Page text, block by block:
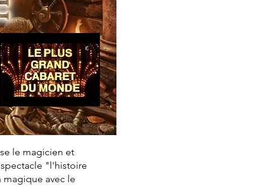
le magicien et
"l'histoire
magique avec le